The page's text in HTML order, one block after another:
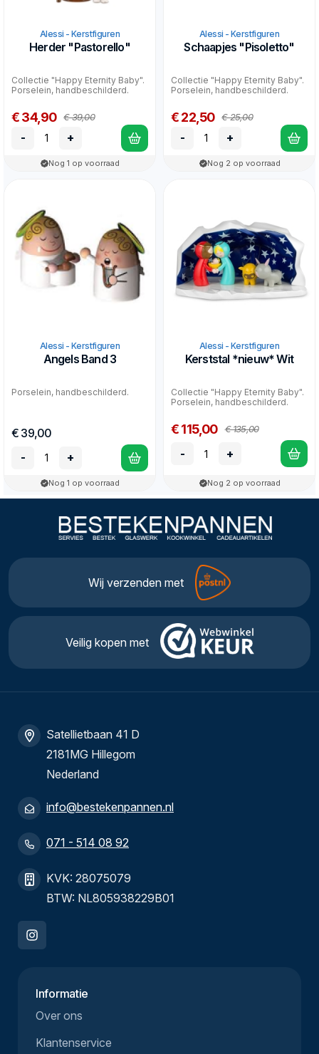
Alessi - Kerstfiguren
Herder "Pastorello"
Collectie "Happy Eternity Baby".
Porselein, handbeschilderd.
€ 34,90 € 39,00
- +
Nog 1 op voorraad
Alessi - Kerstfiguren
Schaapjes "Pisoletto"
Collectie "Happy Eternity Baby".
Porselein, handbeschilderd.
€ 22,50 € 25,00
- +
Nog 2 op voorraad
Alessi - Kerstfiguren
Angels Band 3
Porselein, handbeschilderd.
€ 39,00
-
+
Nog 1 op voorraad
Alessi - Kerstfiguren
Kerststal *nieuw* Wit
Collectie "Happy Eternity Baby".
Porselein, handbeschilderd.
€ 115,00 € 135,00
- +
Nog 2 op voorraad
Wij verzenden met
Veilig kopen met
Satellietbaan 41 D
2181MG Hillegom
Nederland
info@bestekenpannen.nl
071 - 514 08 92
KVK: 28075079
BTW: NL805938229B01
Informatie
Over ons
Klantenservice